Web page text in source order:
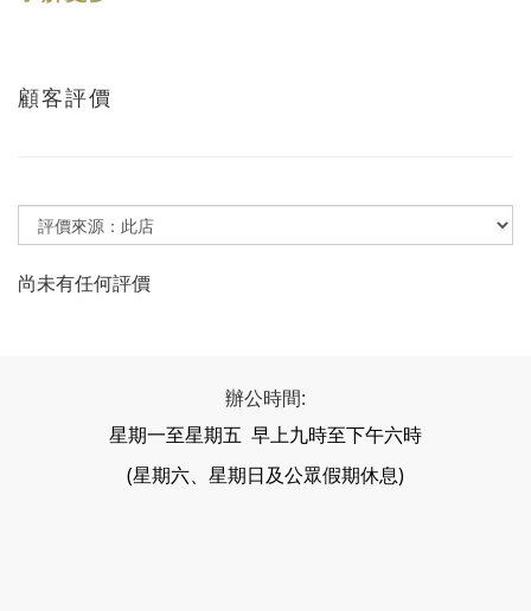
顧客評價
尚未有任何評價
辦公時間:
星期一至星期五 早上九時至下午六時
(星期六、星期日及公眾假期休息)